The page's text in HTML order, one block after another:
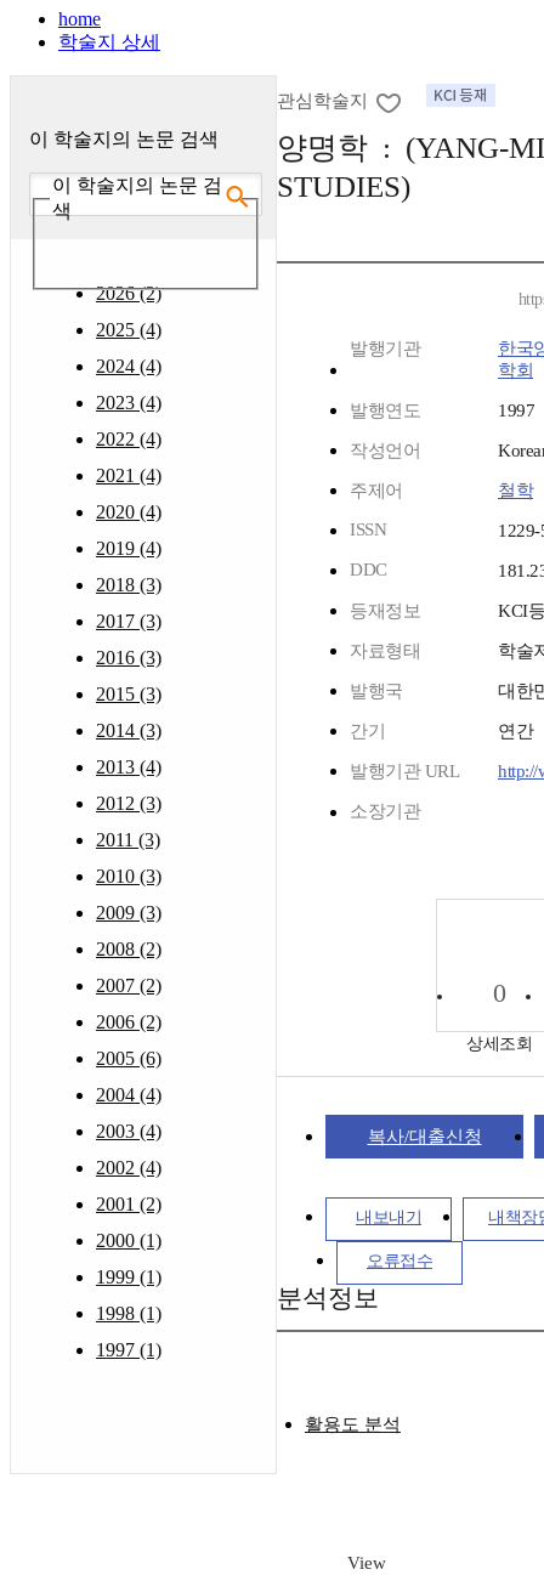
home
학술지 상세
이 학술지의 논문 검색
이 학술지의 논문 검
색
2026 (2)
2025 (4)
2024 (4)
2023 (4)
2022 (4)
2021 (4)
2020 (4)
2019 (4)
2018 (3)
2017 (3)
2016 (3)
2015 (3)
2014 (3)
2013 (4)
2012 (3)
2011 (3)
2010 (3)
2009 (3)
2008 (2)
2007 (2)
2006 (2)
2005 (6)
2004 (4)
2003 (4)
2002 (4)
2001 (2)
2000 (1)
1999 (1)
1998 (1)
1997 (1)
관심학술지
양명학 : (YANG-
STUDIES)
발행기관
한국
학회
발행연도 1997
작성언어
주제어
철학
ISSN
1229-
DDC
등재정보 KCI
자료형태 학술
발행국 대한
간기 연간
발행기관 URL http://
소장기관
0
상세조회
복사/대출신청
내보내기 내책장
오류접수
분석정보
활용도 분석
View